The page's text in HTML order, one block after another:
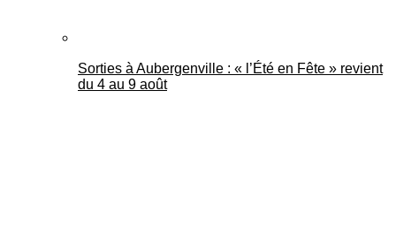
Sorties à Aubergenville : « l’Été en Fête » revient
du 4 au 9 août